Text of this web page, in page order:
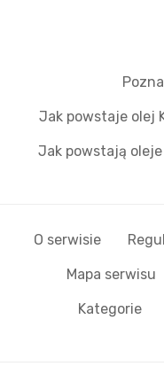
Jak powstaje olej
Jak powstają
O serwisie
Mapa serwisu
Kategorie